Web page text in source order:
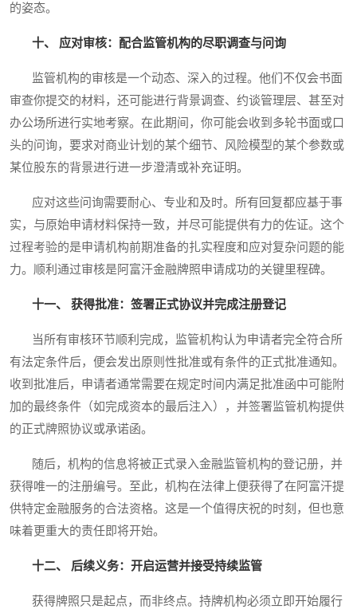
的姿态。
十、 应对审核：配合监管机构的尽职调查与问询
监管机构的审核是一个动态、深入的过程。他们不仅会书面
审查你提交的材料，还可能进行背景调查、约谈管理层、甚至对
办公场所进行实地考察。在此期间，你可能会收到多轮书面或口
头的问询，要求对商业计划的某个细节、风险模型的某个参数或
某位股东的背景进行进一步澄清或补充证明。
应对这些问询需要耐心、专业和及时。所有回复都应基于事
实，与原始申请材料保持一致，并尽可能提供有力的佐证。这个
过程考验的是申请机构前期准备的扎实程度和应对复杂问题的能
力。顺利通过审核是阿富汗金融牌照申请成功的关键里程碑。
十一、 获得批准：签署正式协议并完成注册登记
当所有审核环节顺利完成，监管机构认为申请者完全符合所
有法定条件后，便会发出原则性批准或有条件的正式批准通知。
收到批准后，申请者通常需要在规定时间内满足批准函中可能附
加的最终条件（如完成资本的最后注入），并签署监管机构提供
的正式牌照协议或承诺函。
随后，机构的信息将被正式录入金融监管机构的登记册，并
获得唯一的注册编号。至此，机构在法律上便获得了在阿富汗提
供特定金融服务的合法资格。这是一个值得庆祝的时刻，但也意
味着更重大的责任即将开始。
十二、 后续义务：开启运营并接受持续监管
获得牌照只是起点，而非终点。持牌机构必须立即开始履行